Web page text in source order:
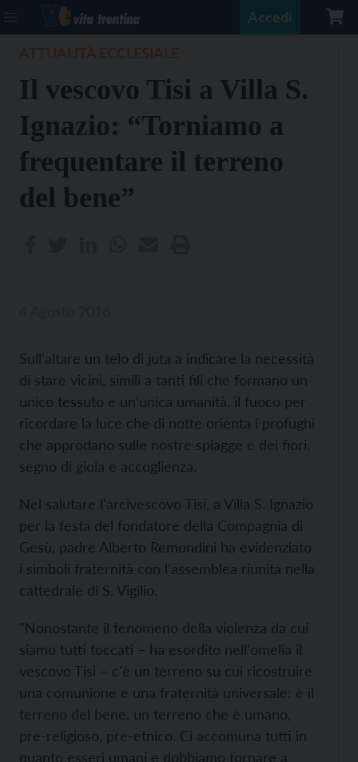
Accedi
Il vescovo Tisi a Villa S.
Ignazio: “Torniamo a
frequentare il terreno
del bene”
Sull'altare un telo di juta a indicare la necessità
di stare vicini, simili a tanti fili che formano un
unico tessuto e un'unica umanità, il fuoco per
ricordare la luce che di notte orienta i profughi
che approdano sulle nostre spiagge e dei fiori,
segno di gioia e accoglienza.
Nel salutare l'arcivescovo Tisi, a Villa S. Ignazio
per la festa del fondatore della Compagnia di
Gesù, padre Alberto Remondini ha evidenziato
i simboli fraternità con l'assemblea riunita nella
cattedrale di S. Vigilio.
"Nonostante il fenomeno della violenza da cui
siamo tutti toccati – ha esordito nell'omelia il
vescovo Tisi – c'è un terreno su cui ricostruire
una comunione e una fraternità universale: è il
terreno del bene, un terreno che è umano,
pre-religioso, pre-etnico. Ci accomuna tutti in
quanto esseri umani e dobbiamo tornare a